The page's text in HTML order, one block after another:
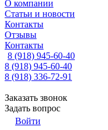
О компании
Статьи и новости
Контакты
Отзывы
Контакты
8 (918) 945-60-40
8 (918) 945-60-40
8 (918) 336-72-91
Заказать звонок
Задать вопрос
Войти